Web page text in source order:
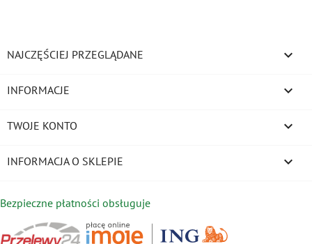
NAJCZĘŚCIEJ PRZEGLĄDANE 
INFORMACJE 
TWOJE KONTO 
INFORMACJA O SKLEPIE keyboard_arrow_down
Bezpieczne płatności obsługuje